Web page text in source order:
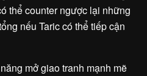
thể counter ngược lại những
nếu Taric có thể tiếp cận
mở giao tranh mạnh mẽ